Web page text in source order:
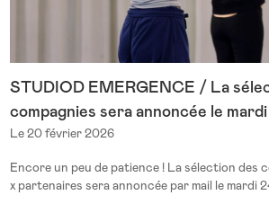
STUDIOD EMERGENCE / La
compagnies sera annoncée le
Le 20 février 2026
Encore un peu de patience ! La sélection des compagnies par les lieu